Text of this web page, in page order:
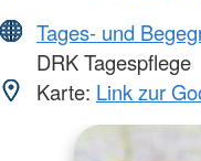
Tages- und
DRK Tagespflege
Karte: Link zur